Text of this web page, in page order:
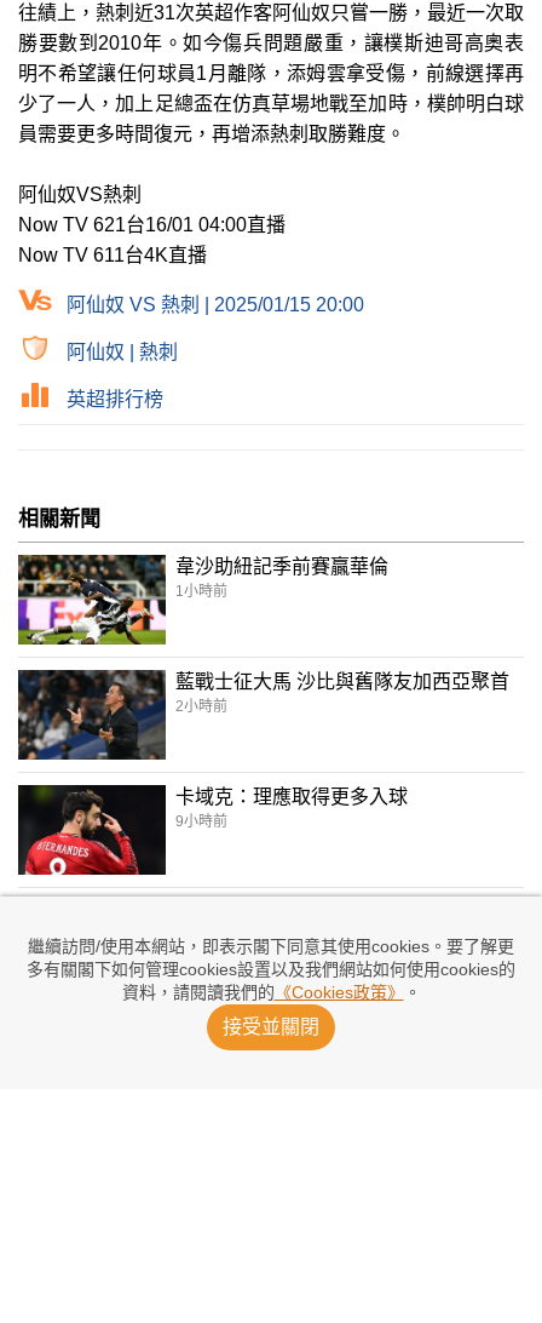
繼續訪問/使用本網站，即表示閣下同意其使用cookies。要了解更
多有關閣下如何管理cookies設置以及我們網站如何使用cookies的
資料，請閱讀我們的 《Cookies政策》 。
接受並關閉
往績上，熱刺近31次英超作客阿仙奴只嘗一勝，最近一次取
勝要數到2010年。如今傷兵問題嚴重，讓樸斯迪哥高奧表
明不希望讓任何球員1月離隊，添姆雲拿受傷，前線選擇再
少了一人，加上足總盃在仿真草場地戰至加時，樸帥明白球
員需要更多時間復元，再增添熱刺取勝難度。
阿仙奴VS熱刺
Now TV 621台16/01 04:00直播
Now TV 611台4K直播
阿仙奴 VS 熱刺 | 2025/01/15 20:00
阿仙奴 熱刺
英超排行榜
相關新聞
韋沙助紐記季前賽贏華倫
1小時前
藍戰士征大馬 沙比與舊隊友加西亞聚首
2小時前
卡域克：理應取得更多入球
9小時前
13小時前
阿仙奴體育總監：基馬尼斯提升內部競爭
14小時前